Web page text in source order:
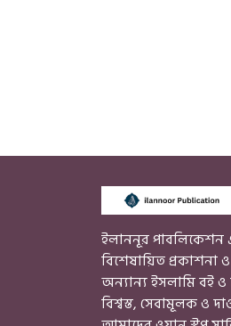
ইলাননূর
বিশেষায়িত
অন্যান্য ইসলামি বই
বিশ্বস্ত, সেবামূলক ও